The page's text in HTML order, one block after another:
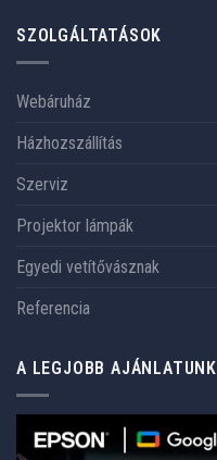
SZOLGÁLTATÁSOK
Webáruház
Házhozszállítás
Szerviz
Projektor lámpák
Egyedi vetítővásznak
Referencia
A LEGJOBB AJÁNLATUNK